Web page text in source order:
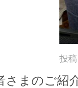
投
さまのご